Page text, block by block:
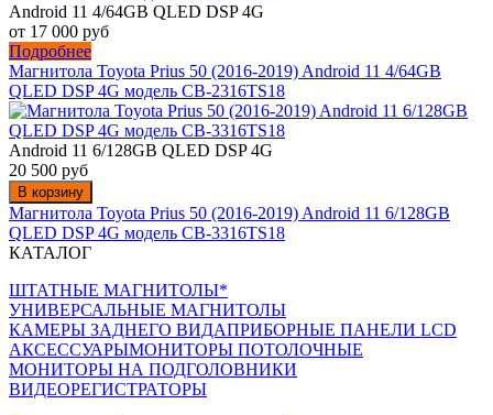
Android 11 4/64GB QLED DSP 4G
от 17 000 руб
Подробнее
Магнитола Toyota Prius 50 (2016-2019) Android 11 4/64GB
QLED DSP 4G модель CB-2316TS18
Android 11 6/128GB QLED DSP 4G
20 500 руб
В корзину
Магнитола Toyota Prius 50 (2016-2019) Android 11 6/128GB
QLED DSP 4G модель CB-3316TS18
КАТАЛОГ
ШТАТНЫЕ МАГНИТОЛЫ*
УНИВЕРСАЛЬНЫЕ МАГНИТОЛЫ
КАМЕРЫ ЗАДНЕГО ВИДАПРИБОРНЫЕ ПАНЕЛИ LCD
АКСЕССУАРЫМОНИТОРЫ ПОТОЛОЧНЫЕ
МОНИТОРЫ НА ПОДГОЛОВНИКИ
ВИДЕОРЕГИСТРАТОРЫ